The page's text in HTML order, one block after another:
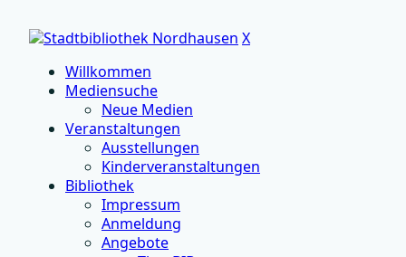
X
Willkommen
Mediensuche
Neue Medien
Veranstaltungen
Ausstellungen
Kinderveranstaltungen
Bibliothek
Impressum
Anmeldung
Angebote